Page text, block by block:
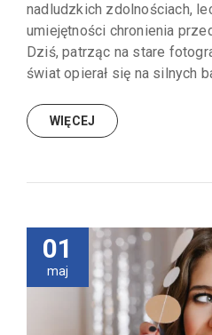
nadludzkich zdolnościach,
umiejętności chronienia
Dziś, patrząc na stare
świat opierał się na silnych
WIĘCEJ
01
maj